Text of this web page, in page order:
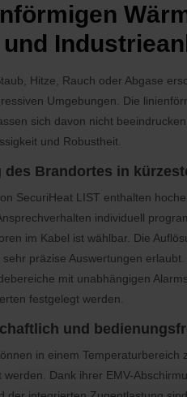
Hitze, Rauch oder Abgase
Umgebungen. Die
sich davon nicht
und Robustheit.
des Brandortes in
SecuriHeat LIST enthalten
individuell
im Kabel ist wählbar. Die
präzise Auswertungen
mit unabhängigen
festgelegt werden.
und
in einem Temperaturbereich
werden. Dank ihrer EMV-